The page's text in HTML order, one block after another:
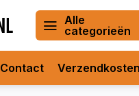
Alle
categorieën
Contact Verzendkosten